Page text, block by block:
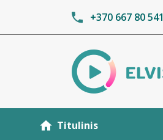
+370 667 80 541
Titulinis